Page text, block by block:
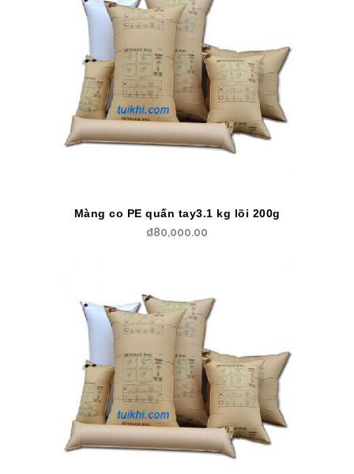
Màng co PE quấn tay3.1 kg lõi 200g
₫80,000.00